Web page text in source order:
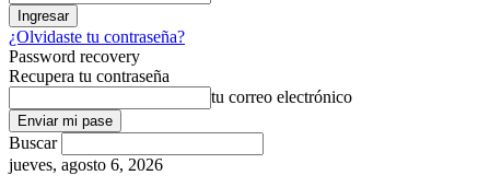
¿Olvidaste tu contraseña?
Password recovery
Recupera tu contraseña
tu correo electrónico
Buscar
jueves, agosto 6, 2026